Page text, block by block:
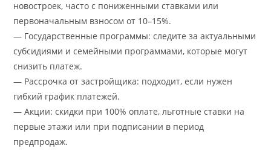
новостроек, часто с пониженными ставками или
первоначальным взносом от 10–15%.
— Государственные программы: следите за актуальными
субсидиями и семейными программами, которые могут
снизить платеж.
— Рассрочка от застройщика: подходит, если нужен
гибкий график платежей.
— Акции: скидки при 100% оплате, льготные ставки на
первые этажи или при подписании в период
предпродаж.